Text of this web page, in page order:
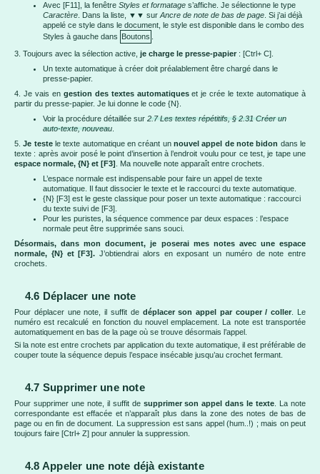
Avec [F11], la fenêtre Styles et formatage s’affiche. Je sélectionne le type
Caractère . Dans la liste, ▼▼ sur Ancre de note de bas de page . Si j’ai déjà
appelé ce style dans le document, le style est disponible dans le combo des
Styles à gauche dans
Boutons .
3. Toujours avec la sélection active, je charge le presse-papier : [Ctrl+ C].
Un texte automatique à créer doit préalablement être chargé dans le
presse-papier.
4. Je vais en gestion des textes automatiqueset je crée le texte automatique à
partir du presse-papier. Je lui donne le code {N}.
Voir la procédure détaillée sur 2.7 Les textes répétitifs, § 2.31 Créer un
auto-texte, nouveau
5.Je testele texte automatique en créant unnouvel appel de note bidon dans le
texte : après avoir posé le point d’insertion à l’endroit voulu pour ce test, je tape une
espace normale, {N} et [F3] . Ma nouvelle note apparaît entre crochets.
L’espace normale est indispensable pour faire un appel de texte
automatique. Il faut dissocier le texte et le raccourci du texte automatique.
{N} [F3] est le geste classique pour poser un texte automatique : raccourci
du texte suivi de [F3].
Pour les puristes, la séquence commence par deux espaces : l’espace
normale peut être supprimée sans souci.
Désormais, dans mon document, je poserai mes notes avec une espace
normale, {N} et [F3]. J’obtiendrai alors en exposant un numéro de note entre
crochets.
4.6 Déplacer une note
Pour déplacer une note, il suffit de déplacer son appel par couper / coller . Le
numéro est recalculé en fonction du nouvel emplacement. La note est transportée
automatiquement en bas de la page où se trouve désormais l’appel.
Si la note est entre crochets par application du texte automatique, il est préférable de
couper toute la séquence depuis l’espace insécable jusqu’au crochet fermant.
4.7 Supprimer une note
Pour supprimer une note, il suffit de supprimer son appel dans le texte . La note
correspondante est effacée et n’apparaît plus dans la zone des notes de bas de
page ou en fin de document. La suppression est sans appel (hum..!) ; mais on peut
toujours faire [Ctrl+ Z] pour annuler la suppression.
4.8 Appeler une note déjà existante